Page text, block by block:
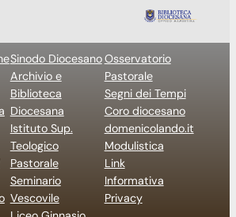
Sinodo Diocesano
Archivio e
Biblioteca
Diocesana
Istituto Sup.
Teologico
Pastorale
Seminario
Vescovile
Osservatorio
Pastorale
Segni dei Tempi
Coro diocesano
domenicolando.it
Modulistica
Link
Informativa
Privacy